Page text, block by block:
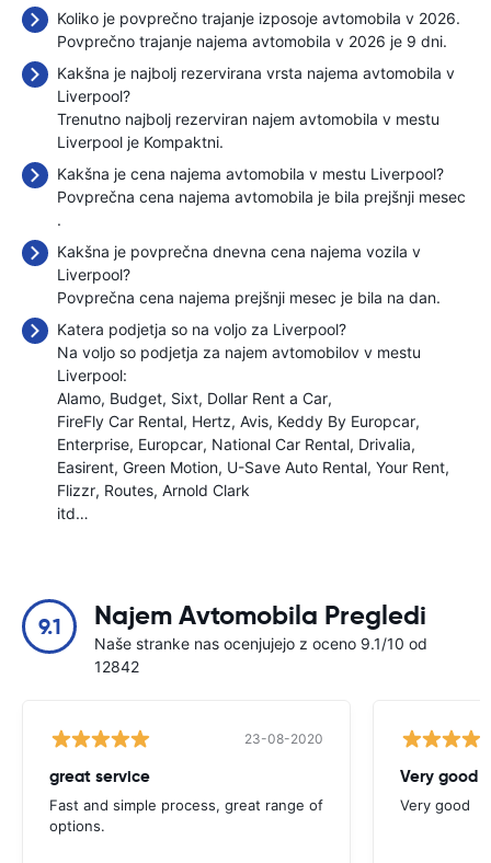
Koliko je povprečno trajanje izposoje avtomobila v 2026.
Povprečno trajanje najema avtomobila v 2026 je 9 dni.
Kakšna je najbolj rezervirana vrsta najema avtomobila v
Liverpool?
Trenutno najbolj rezerviran najem avtomobila v mestu
Liverpool je Kompaktni.
Kakšna je cena najema avtomobila v mestu Liverpool?
Povprečna cena najema avtomobila je bila prejšnji mesec
.
Kakšna je povprečna dnevna cena najema vozila v
Liverpool?
Povprečna cena najema prejšnji mesec je bila na dan.
Katera podjetja so na voljo za Liverpool?
Na voljo so podjetja za najem avtomobilov v mestu
Liverpool:
Alamo Budget Sixt Dollar Rent a Car
FireFly Car Rental Hertz Avis Keddy By Europcar
Enterprise Europcar National Car Rental Drivalia
Easirent Green Motion U-Save Auto Rental Your Rent
Flizzr Routes Arnold Clark
itd…
9.1 Najem Avtomobila Pregledi
Naše stranke nas ocenjujejo z oceno 9.1/10 od
12842
23-08-2020
great service
Fast and simple process, great range of
options.
Very good
Very good